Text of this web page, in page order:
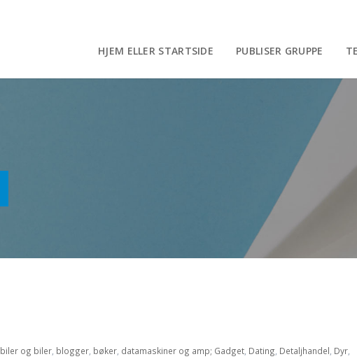
HJEM ELLER STARTSIDE PUBLISER GRUPPE
biler og biler blogger bøker datamaskiner og amp; Gadget Dating Detaljhandel Dyr